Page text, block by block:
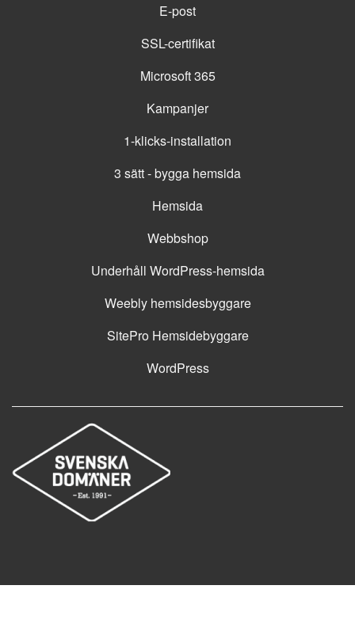
E-post
SSL-certifikat
Microsoft 365
Kampanjer
1-klicks-installation
3 sätt - bygga hemsida
Hemsida
Webbshop
Underhåll WordPress-hemsida
Weebly hemsidesbyggare
SitePro Hemsidebyggare
WordPress